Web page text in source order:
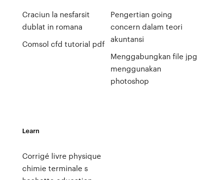
Craciun la nesfarsit
dublat in romana
Comsol cfd tutorial pdf
Pengertian going
concern dalam teori
akuntansi
Menggabungkan file jpg
menggunakan
photoshop
Learn
Corrigé livre physique
chimie terminale s